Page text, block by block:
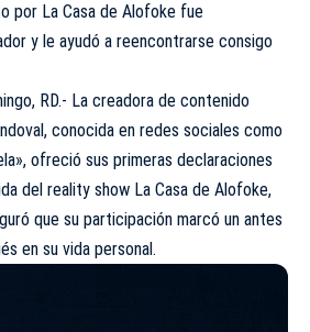
por La Casa de Alofoke fue
y le ayudó a reencontrarse consigo
RD.- La creadora de contenido
conocida en redes sociales como
ofreció sus primeras declaraciones
del reality show La Casa de Alofoke,
que su participación marcó un antes
en su vida personal.